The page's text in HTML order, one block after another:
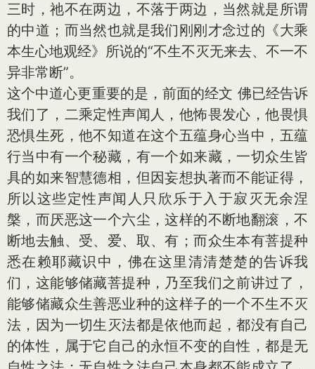
三时，祂不在两边，不落于两边，当然就是所谓
的中道；而当然也就是我们刚刚才念过的《大乘
本生心地观经》所说的“不生不灭无来去、不一不
异非常断”。
这个中道心更重要的是，前面的经文 佛已经告诉
我们了，二乘定性声闻人，他怖畏发心，他畏惧
恐惧生死，他不知道在这个五蕴身心当中，五蕴
行当中有一个秘藏，有一个如来藏，一切众生皆
具的如来智慧德相，但因妄想执著而不能证得，
所以这些定性声闻人只欣乐于入于寂灭无余涅
槃，而厌恶这一个六尘，这样的不断地翻滚，不
断地去触、受、爱、取、有；而众生本有菩提种
悉在赖耶藏识中，佛在这里清清楚楚的告诉我
们，这能够储藏菩提种，乃至我们之前讲过了，
能够储藏众生善恶业种的这样子的一个不生不灭
法，因为一切生灭法都是依他而起，都没有自己
的体性，属于它自己的永恒不变的自性，都是无